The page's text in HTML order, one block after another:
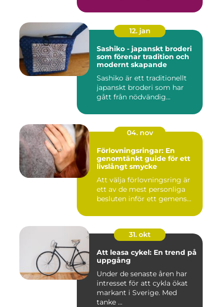
12. jan
Sashiko - japanskt broderi
som förenar tradition och
modernt skapande
Sashiko är ett traditionellt
japanskt broderi som har
gått från nödvändig...
04. nov
Förlovningsringar: En
genomtänkt guide för ett
livslångt smycke
Att välja förlovningsring är
ett av de mest personliga
besluten inför ett gemens...
31. okt
Att leasa cykel: En trend på
uppgång
Under de senaste åren har
intresset för att cykla ökat
markant i Sverige. Med
tanke ...